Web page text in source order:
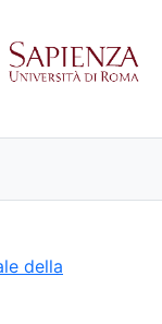
della